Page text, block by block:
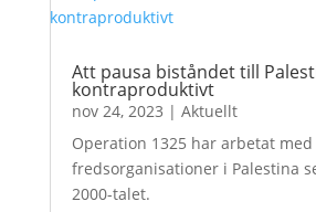
Att pausa biståndet till
kontraproduktivt
nov 24, 2023 | Aktuellt
Operation 1325 har arbetat
fredsorganisationer i Palestina
2000-talet.